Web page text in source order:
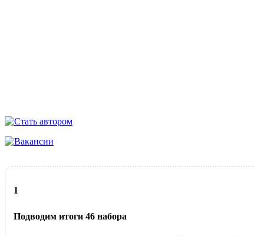
1
Подводим итоги 46 набора